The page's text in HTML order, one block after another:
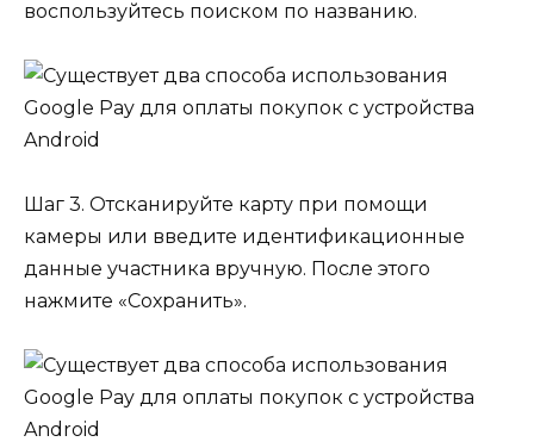
воспользуйтесь поиском по названию.
Шаг 3. Отсканируйте карту при помощи
камеры или введите идентификационные
данные участника вручную. После этого
нажмите «Сохранить».